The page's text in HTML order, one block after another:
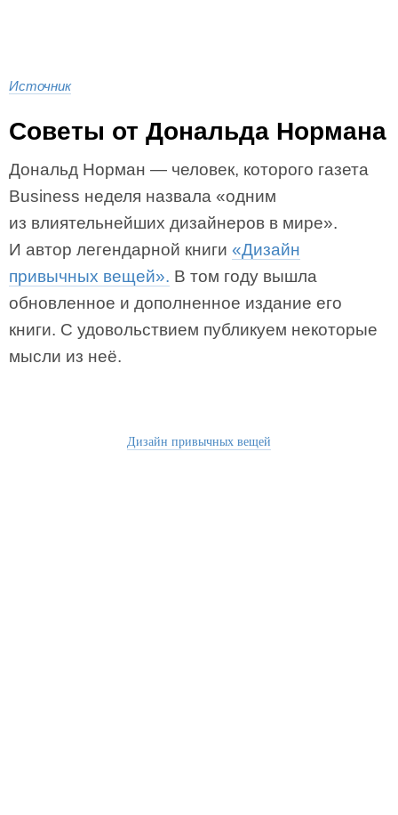
Источник
Советы от Дональда Нормана
Дональд Норман — человек, которого газета
Business неделя назвала «одним
из влиятельнейших дизайнеров в мире».
И автор легендарной книги «Дизайн
привычных вещей». В том году вышла
обновленное и дополненное издание его
книги. С удовольствием публикуем некоторые
мысли из неё.
Дизайн привычных вещей